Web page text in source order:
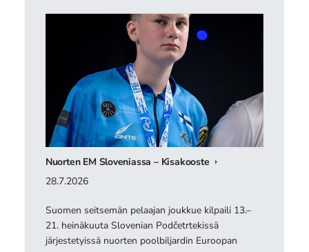
Nuorten EM Sloveniassa – Kisakooste
28.7.2026
Suomen seitsemän pelaajan joukkue kilpaili 13.–
21. heinäkuuta Slovenian Podčetrtekissä
järjestetyissä nuorten poolbiljardin Euroopan